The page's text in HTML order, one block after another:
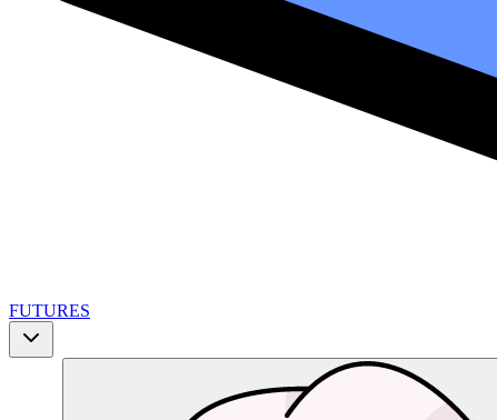
FUTURES